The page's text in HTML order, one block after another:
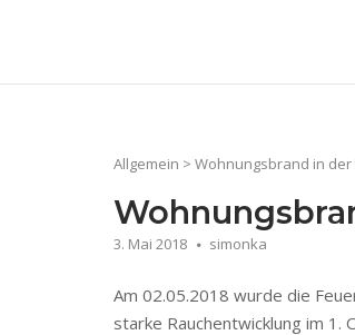
Allgemein > Wohnungsbrand in
3. Mai 2018 simonka
Am 02.05.2018 wurde die
starke Rauchentwicklung im